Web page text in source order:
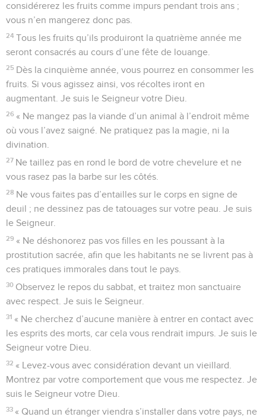
considérerez les fruits comme impurs pendant trois ans ;
vous n’en mangerez donc pas.
24 Tous les fruits qu’ils produiront la quatrième année me
seront consacrés au cours d’une fête de louange.
25 Dès la cinquième année, vous pourrez en consommer les
fruits. Si vous agissez ainsi, vos récoltes iront en
augmentant. Je suis le Seigneur votre Dieu.
26 « Ne mangez pas la viande d’un animal à l’endroit même
où vous l’avez saigné. Ne pratiquez pas la magie, ni la
divination.
27 Ne taillez pas en rond le bord de votre chevelure et ne
vous rasez pas la barbe sur les côtés.
28 Ne vous faites pas d’entailles sur le corps en signe de
deuil ; ne dessinez pas de tatouages sur votre peau. Je suis
le Seigneur.
29 « Ne déshonorez pas vos filles en les poussant à la
prostitution sacrée, afin que les habitants ne se livrent pas à
ces pratiques immorales dans tout le pays.
30 Observez le repos du sabbat, et traitez mon sanctuaire
avec respect. Je suis le Seigneur.
31 « Ne cherchez d’aucune manière à entrer en contact avec
les esprits des morts, car cela vous rendrait impurs. Je suis le
Seigneur votre Dieu.
32 « Levez-vous avec considération devant un vieillard.
Montrez par votre comportement que vous me respectez. Je
suis le Seigneur votre Dieu.
33 « Quand un étranger viendra s’installer dans votre pays, ne